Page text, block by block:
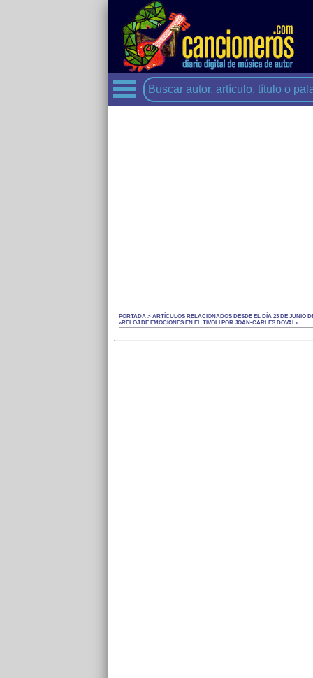
PORTADA > ARTÍCULOS RELACIONADOS DESDE EL DÍA 23 DE JUNIO
«RELOJ DE EMOCIONES EN EL TÍVOLI POR JOAN-CARLES DOVAL»